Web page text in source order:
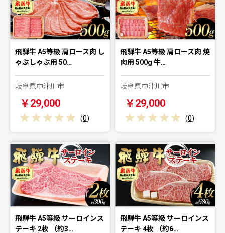
飛騨牛 A5等級 肩ロース肉 し
ゃぶしゃぶ用 50…
岐阜県中津川市
￥29,000
(0)
飛騨牛 A5等級 肩ロース肉 焼
肉用 500g 牛…
岐阜県中津川市
￥29,000
(0)
飛騨牛 A5等級 サーロインス
テーキ 2枚 （約3…
飛騨牛 A5等級 サーロインス
テーキ 4枚 （約6…